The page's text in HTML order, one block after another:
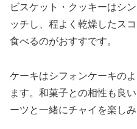
ビスケット・クッキーはシ
ッチし、程よく乾燥したス
食べるのがおすすです。
ケーキはシフォンケーキの
ます。和菓子との相性も良
ーツと一緒にチャイを楽しみ